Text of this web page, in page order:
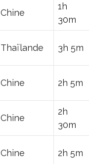
Chine
1h
30m
Thaïlande 3h 5m
Chine 2h 5m
Chine
2h
30m
Chine 2h 5m